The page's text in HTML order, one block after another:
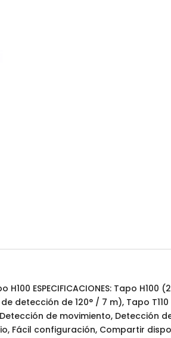
ESPECIFICACIONES: Tapo H100
detección de 120° / 7 m), Tapo
Detección de movimiento,
Fácil configuración, Compartir